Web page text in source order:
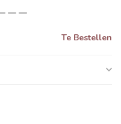
Te Bestellen